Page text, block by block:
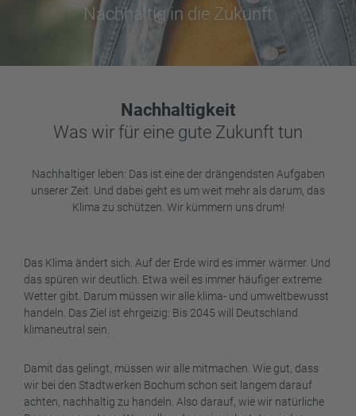
Nachhaltig in die Zukunft
Nachhaltigkeit
Was wir für eine gute Zukunft tun
Nachhaltiger leben: Das ist eine der drängendsten Aufgaben
unserer Zeit. Und dabei geht es um weit mehr als darum, das
Klima zu schützen. Wir kümmern uns drum!
Das Klima ändert sich. Auf der Erde wird es immer wärmer. Und
das spüren wir deutlich. Etwa weil es immer häufiger extreme
Wetter gibt. Darum müssen wir alle klima- und umweltbewusst
handeln. Das Ziel ist ehrgeizig: Bis 2045 will Deutschland
klimaneutral sein.
Damit das gelingt, müssen wir alle mitmachen. Wie gut, dass
wir bei den Stadtwerken Bochum schon seit langem darauf
achten, nachhaltig zu handeln. Also darauf, wie wir natürliche